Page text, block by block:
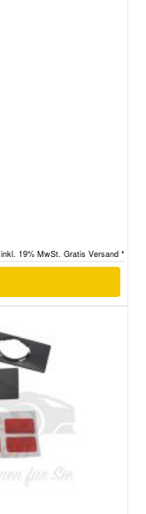
inkl. 19% MwSt. Gratis Versand *